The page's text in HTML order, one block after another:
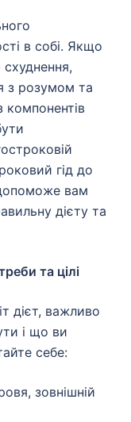
в собі. Якщо
з розумом та
компонентів
гід до
вам
дієту та
та цілі
дієт, важливо
і що ви
себе:
зовнішній